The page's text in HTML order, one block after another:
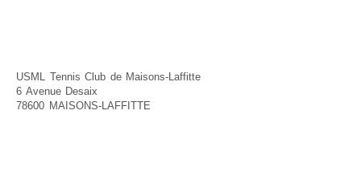
USML Tennis Club de Maisons-Laffitte
6 Avenue Desaix
78600 MAISONS-LAFFITTE